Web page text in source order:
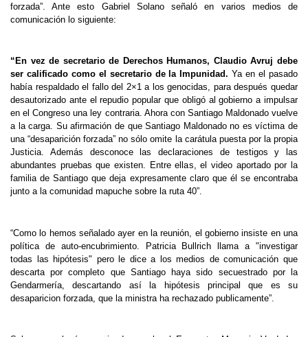
forzada”. Ante esto Gabriel Solano señaló en varios medios de
comunicación lo siguiente:
“En vez de secretario de Derechos Humanos, Claudio Avruj debe
ser calificado como el secretario de la Impunidad. Ya en el pasado
había respaldado el fallo del 2×1 a los genocidas, para después quedar
desautorizado ante el repudio popular que obligó al gobierno a impulsar
en el Congreso una ley contraria. Ahora con Santiago Maldonado vuelve
a la carga. Su afirmación de que Santiago Maldonado no es víctima de
una “desaparición forzada” no sólo omite la carátula puesta por la propia
Justicia. Además desconoce las declaraciones de testigos y las
abundantes pruebas que existen. Entre ellas, el video aportado por la
familia de Santiago que deja expresamente claro que él se encontraba
junto a la comunidad mapuche sobre la ruta 40”.
“Como lo hemos señalado ayer en la reunión, el gobierno insiste en una
política de auto-encubrimiento. Patricia Bullrich llama a "investigar
todas las hipótesis" pero le dice a los medios de comunicación que
descarta por completo que Santiago haya sido secuestrado por la
Gendarmería, descartando así la hipótesis principal que es su
desaparicion forzada, que la ministra ha rechazado publicamente”.